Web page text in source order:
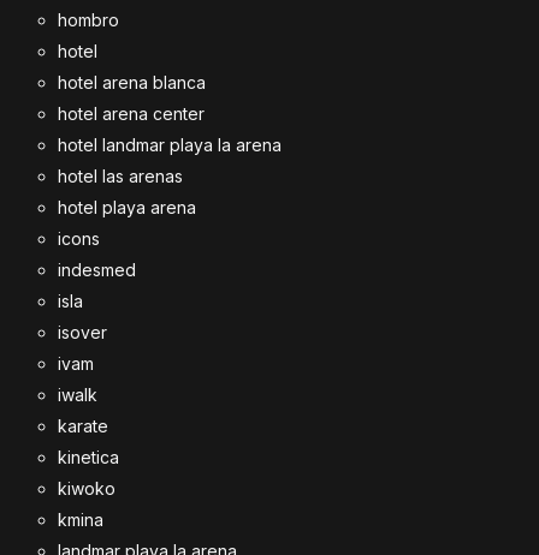
hombro
hotel
hotel arena blanca
hotel arena center
hotel landmar playa la arena
hotel las arenas
hotel playa arena
icons
indesmed
isla
isover
ivam
iwalk
karate
kinetica
kiwoko
kmina
landmar playa la arena